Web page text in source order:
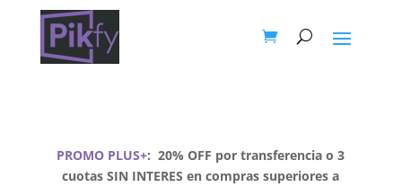
PROMO PLUS+:20% OFF por transferencia o 3
cuotas SIN INTERES en compras superiores a